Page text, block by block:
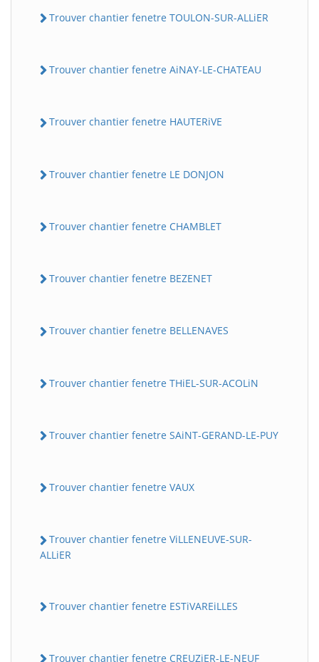
Trouver chantier fenetre TOULON-SUR-ALLiER
Trouver chantier fenetre AiNAY-LE-CHATEAU
Trouver chantier fenetre HAUTERiVE
Trouver chantier fenetre LE DONJON
Trouver chantier fenetre CHAMBLET
Trouver chantier fenetre BEZENET
Trouver chantier fenetre BELLENAVES
Trouver chantier fenetre THiEL-SUR-ACOLiN
Trouver chantier fenetre SAiNT-GERAND-LE-PUY
Trouver chantier fenetre VAUX
Trouver chantier fenetre ViLLENEUVE-SUR-
ALLiER
Trouver chantier fenetre ESTiVAREiLLES
Trouver chantier fenetre CREUZiER-LE-NEUF